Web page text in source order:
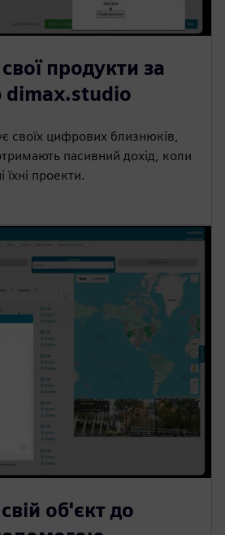
продукти за
своїх цифрових близнюків,
пасивний дохід, коли
їхні проекти.
об'єкт до